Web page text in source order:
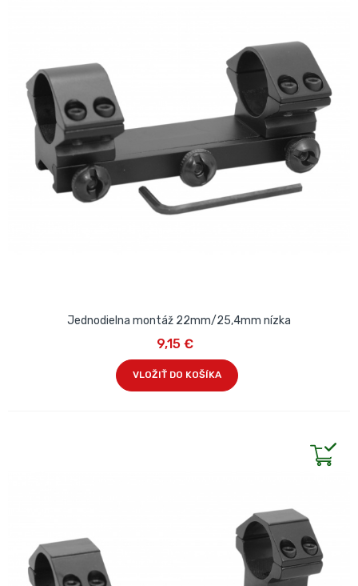
Jednodielna montáž 22mm/25,4mm nízka
9,15 €
VLOŽIŤ DO KOŠÍKA